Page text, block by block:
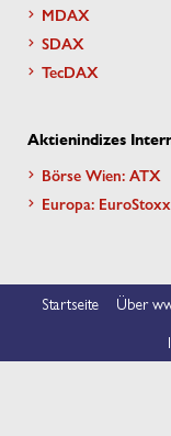
MDAX
SDAX
TecDAX
Aktienindizes
Börse Wien: ATX
Europa:
Startseite Über